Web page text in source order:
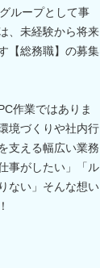
ループとして事
、未経験から将来
【総務職】の募集
作業ではありま
境づくりや社内行
支える幅広い業務
事がしたい」「ル
ない」そんな想い